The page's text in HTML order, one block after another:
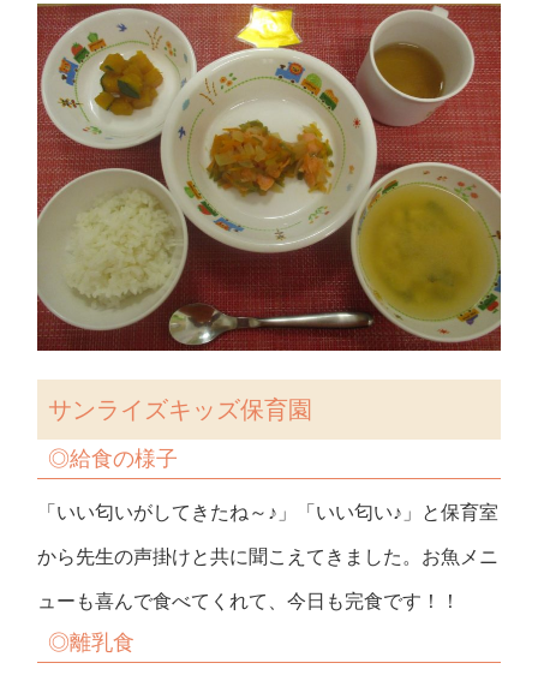
サンライズキッズ保育園
◎給食の様子
「いい匂いがしてきたね～♪」「いい匂い♪」と保育室
から先生の声掛けと共に聞こえてきました。お魚メニ
ューも喜んで食べてくれて、今日も完食です！！
◎離乳食